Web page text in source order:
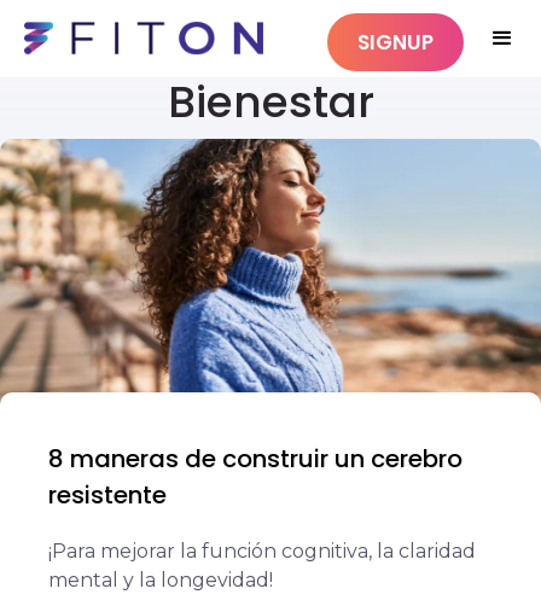
SIGNUP
Bienestar
8 maneras de construir un cerebro
resistente
¡Para mejorar la función cognitiva, la claridad
mental y la longevidad!